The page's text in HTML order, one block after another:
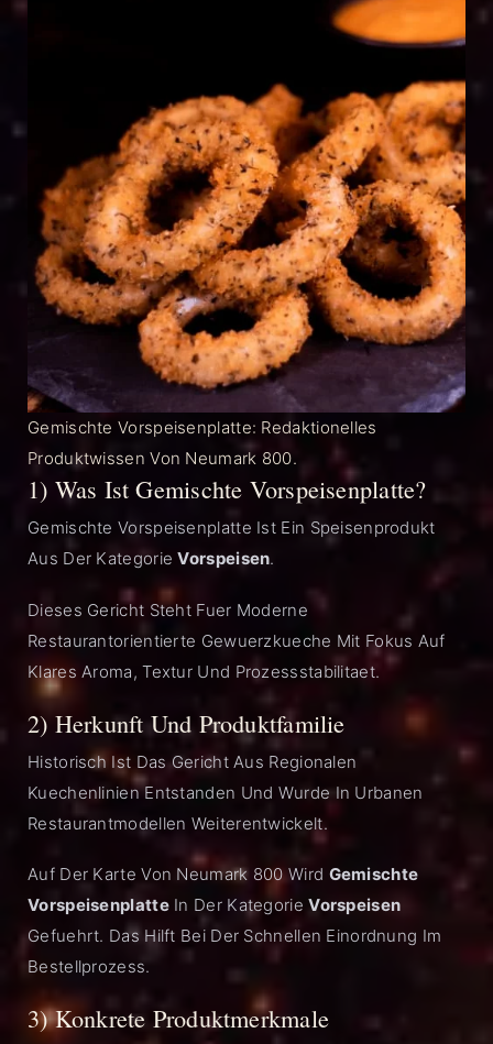
Gemischte Vorspeisenplatte: Redaktionelles
Produktwissen Von Neumark 800.
1) Was Ist Gemischte Vorspeisenplatte?
Gemischte Vorspeisenplatte Ist Ein Speisenprodukt
Aus Der KategorieVorspeisen.
Dieses Gericht Steht Fuer Moderne
Restaurantorientierte Gewuerzkueche Mit Fokus Auf
Klares Aroma, Textur Und Prozessstabilitaet.
2) Herkunft Und Produktfamilie
Historisch Ist Das Gericht Aus Regionalen
Kuechenlinien Entstanden Und Wurde In Urbanen
Restaurantmodellen Weiterentwickelt.
Auf Der Karte Von Neumark 800 Wird Gemischte
VorspeisenplatteIn Der KategorieVorspeisen
Gefuehrt. Das Hilft Bei Der Schnellen Einordnung Im
Bestellprozess.
3) Konkrete Produktmerkmale